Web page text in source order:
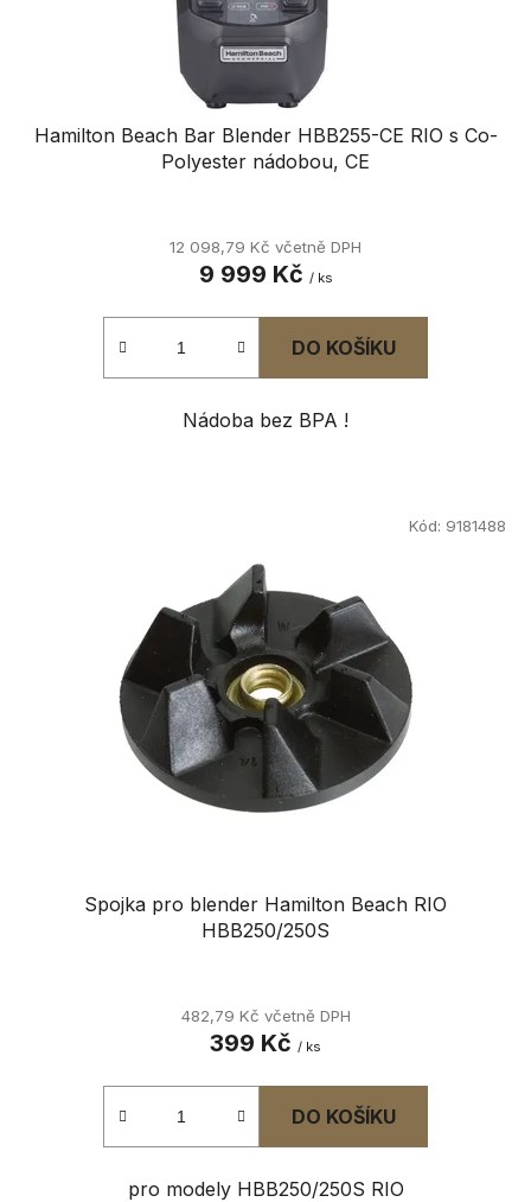
Hamilton Beach Bar Blender HBB255-CE RIO s Co-
Polyester nádobou, CE
12 098,79 Kč včetně DPH
9 999 Kč / ks
DO KOŠÍKU
Nádoba bez BPA !
Spojka pro blender Hamilton Beach RIO
HBB250/250S
482,79 Kč včetně DPH
399 Kč / ks
DO KOŠÍKU
pro modely HBB250/250S RIO
Kód: 9181488